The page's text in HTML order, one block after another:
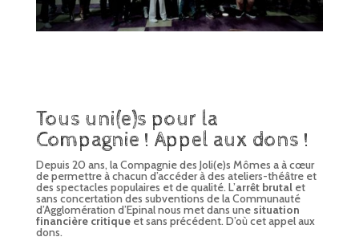
Tous uni(e)s pour la
Compagnie ! Appel aux dons !
Depuis 20 ans, la Compagnie des Joli(e)s Mômes a à cœur
de permettre à chacun d’accéder à des ateliers-théâtre et
des spectacles populaires et de qualité. L’arrêt brutal et
sans concertation des subventions de la Communauté
d’Agglomération d’Epinal nous met dans une situation
financière critiqueet sans précédent. D’où cet appel aux
dons.